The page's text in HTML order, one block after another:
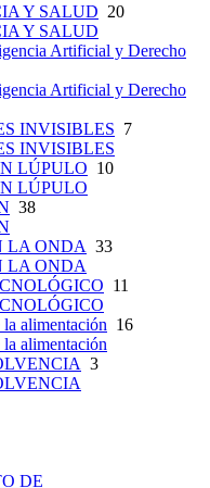
Y SALUD 20
Y SALUD
Artificial y Derecho
Artificial y Derecho
INVISIBLES 7
INVISIBLES
LÚPULO 10
LÚPULO
38
LA ONDA 33
LA ONDA
11
la alimentación 16
la alimentación
3
DE